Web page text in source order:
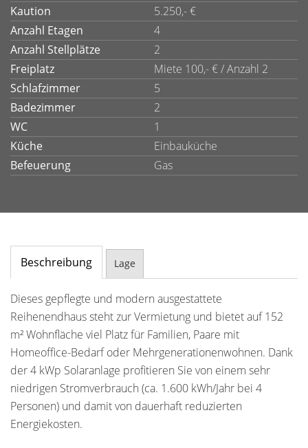
Kaution
5.250,- €
Anzahl Etagen
4
Anzahl Stellplätze
2
Freiplatz
Miete 100,- € / Anzahl 2
Schlafzimmer
5
Badezimmer
2
WC
1
Küche
Einbauküche
Befeuerung
Gas
Beschreibung Lage
Dieses gepflegte und modern ausgestattete
Reihenendhaus steht zur Vermietung und bietet auf 152
m² Wohnfläche viel Platz für Familien, Paare mit
Homeoffice-Bedarf oder Mehrgenerationenwohnen. Dank
der 4 kWp Solaranlage profitieren Sie von einem sehr
niedrigen Stromverbrauch (ca. 1.600 kWh/Jahr bei 4
Personen) und damit von dauerhaft reduzierten
Energiekosten.